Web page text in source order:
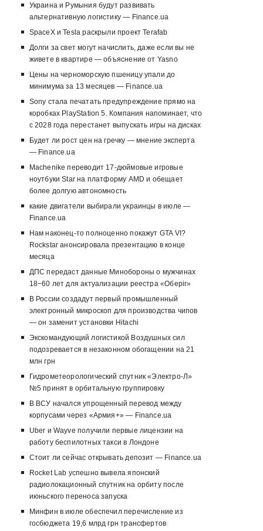
Украина и Румыния будут развивать
альтернативную логистику — Finance.ua
SpaceX и Tesla раскрыли проект Terafab
Долги за свет могут начислить, даже если вы не
живете в квартире — объяснение от Yasno
Цены на черноморскую пшеницу упали до
минимума за 13 месяцев — Finance.ua
Sony стала печатать предупреждение прямо на
коробках PlayStation 5. Компания напоминает, что
с 2028 года перестанет выпускать игры на дисках
Будет ли рост цен на гречку — мнение эксперта
— Finance.ua
Machenike переводит 17-дюймовые игровые
ноутбуки Star на платформу AMD и обещает
более долгую автономность
какие двигатели выбирали украинцы в июле —
Finance.ua
Нам наконец-то полноценно покажут GTA VI?
Rockstar анонсировала презентацию в конце
месяца
ДПС передаст данные Минобороны о мужчинах
18−60 лет для актуализации реестра «Оберіг»
В России создадут первый промышленный
электронный микроскоп для производства чипов
— он заменит установки Hitachi
Экскомандующий логистикой Воздушных сил
подозревается в незаконном обогащении на 21
млн грн
Гидрометеорологический спутник «Электро-Л»
№5 принят в орбитальную группировку
В ВСУ начался упрощенный перевод между
корпусами через «Армия+» — Finance.ua
Uber и Wayve получили первые лицензии на
работу беспилотных такси в Лондоне
Стоит ли сейчас открывать депозит — Finance.ua
Rocket Lab успешно вывела японский
радиолокационный спутник на орбиту после
июньского переноса запуска
Минфин в июле обеспечил перечисление из
госбюджета 19,6 млрд грн трансфертов